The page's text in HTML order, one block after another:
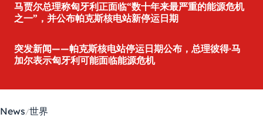
马贾尔总理称匈牙利正面临“数十年来最严重的能源危机
之一”，并公布帕克斯核电站新停运日期
突发新闻——帕克斯核电站停运日期公布，总理彼得·马
加尔表示匈牙利可能面临能源危机
News 世界